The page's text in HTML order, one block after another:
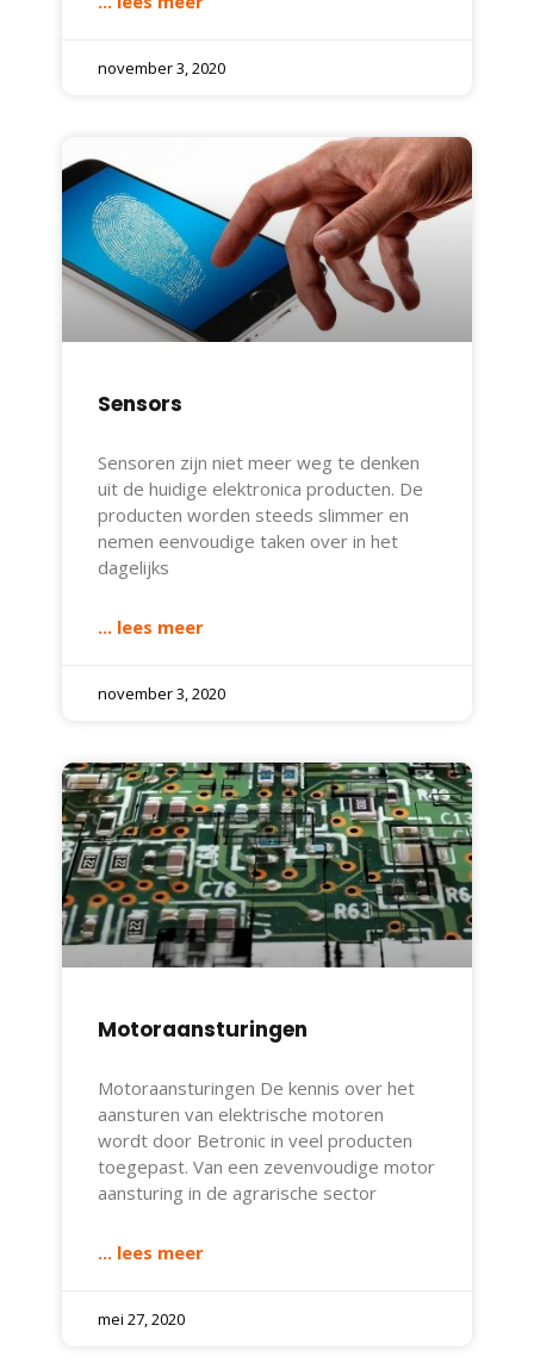
november 3, 2020
Sensors
Sensoren zijn niet meer weg te denken
uit de huidige elektronica producten. De
producten worden steeds slimmer en
nemen eenvoudige taken over in het
dagelijks
... lees meer
november 3, 2020
Motoraansturingen
Motoraansturingen De kennis over het
aansturen van elektrische motoren
wordt door Betronic in veel producten
toegepast. Van een zevenvoudige motor
aansturing in de agrarische sector
... lees meer
mei 27, 2020